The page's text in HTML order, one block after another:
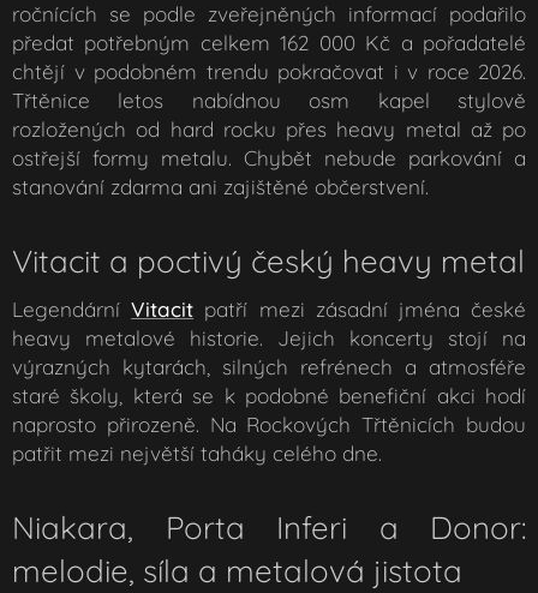
ročnících se podle zveřejněných informací podařilo
předat potřebným celkem 162 000 Kč a pořadatelé
chtějí v podobném trendu pokračovat i v roce 2026.
Třtěnice letos nabídnou osm kapel stylově
rozložených od hard rocku přes heavy metal až po
ostřejší formy metalu. Chybět nebude parkování a
stanování zdarma ani zajištěné občerstvení.
Vitacit a poctivý český heavy metal
LegendárníVitacit patří mezi zásadní jména české
heavy metalové historie. Jejich koncerty stojí na
výrazných kytarách, silných refrénech a atmosféře
staré školy, která se k podobné benefiční akci hodí
naprosto přirozeně. Na Rockových Třtěnicích budou
patřit mezi největší taháky celého dne.
Niakara, Porta Inferi a Donor:
melodie, síla a metalová jistota